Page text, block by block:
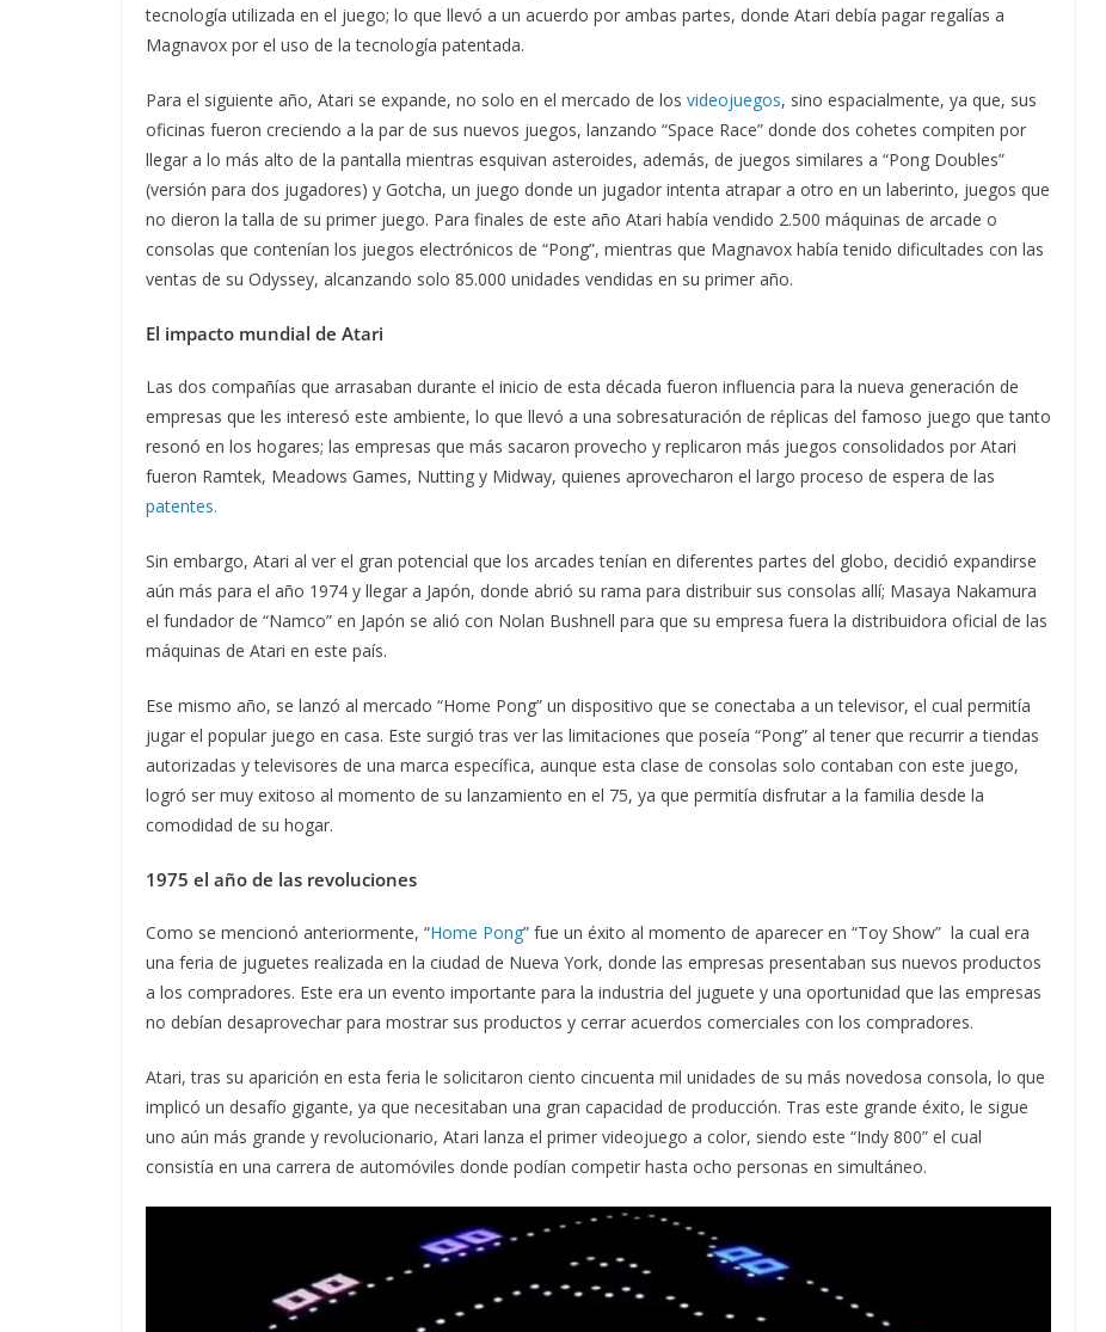
tecnología utilizada en el juego; lo que llevó a un acuerdo por ambas partes, donde Atari debía pagar regalías a
Magnavox por el uso de la tecnología patentada.
Para el siguiente año, Atari se expande, no solo en el mercado de los videojuegos, sino espacialmente, ya que, sus
oficinas fueron creciendo a la par de sus nuevos juegos, lanzando “Space Race” donde dos cohetes compiten por
llegar a lo más alto de la pantalla mientras esquivan asteroides, además, de juegos similares a “Pong Doubles”
(versión para dos jugadores) y Gotcha, un juego donde un jugador intenta atrapar a otro en un laberinto, juegos que
no dieron la talla de su primer juego. Para finales de este año Atari había vendido 2.500 máquinas de arcade o
consolas que contenían los juegos electrónicos de “Pong”, mientras que Magnavox había tenido dificultades con las
ventas de su Odyssey, alcanzando solo 85.000 unidades vendidas en su primer año.
El impacto mundial de Atari
Las dos compañías que arrasaban durante el inicio de esta década fueron influencia para la nueva generación de
empresas que les interesó este ambiente, lo que llevó a una sobresaturación de réplicas del famoso juego que tanto
resonó en los hogares; las empresas que más sacaron provecho y replicaron más juegos consolidados por Atari
fueron Ramtek, Meadows Games, Nutting y Midway, quienes aprovecharon el largo proceso de espera de las
patentes.
Sin embargo, Atari al ver el gran potencial que los arcades tenían en diferentes partes del globo, decidió expandirse
aún más para el año 1974 y llegar a Japón, donde abrió su rama para distribuir sus consolas allí; Masaya Nakamura
el fundador de “Namco” en Japón se alió con Nolan Bushnell para que su empresa fuera la distribuidora oficial de las
máquinas de Atari en este país.
Ese mismo año, se lanzó al mercado “Home Pong” un dispositivo que se conectaba a un televisor, el cual permitía
jugar el popular juego en casa. Este surgió tras ver las limitaciones que poseía “Pong” al tener que recurrir a tiendas
autorizadas y televisores de una marca específica, aunque esta clase de consolas solo contaban con este juego,
logró ser muy exitoso al momento de su lanzamiento en el 75, ya que permitía disfrutar a la familia desde la
comodidad de su hogar.
1975 el año de las revoluciones
Como se mencionó anteriormente, “Home Pong” fue un éxito al momento de aparecer en “Toy Show” la cual era
una feria de juguetes realizada en la ciudad de Nueva York, donde las empresas presentaban sus nuevos productos
a los compradores. Este era un evento importante para la industria del juguete y una oportunidad que las empresas
no debían desaprovechar para mostrar sus productos y cerrar acuerdos comerciales con los compradores.
Atari, tras su aparición en esta feria le solicitaron ciento cincuenta mil unidades de su más novedosa consola, lo que
implicó un desafío gigante, ya que necesitaban una gran capacidad de producción. Tras este grande éxito, le sigue
uno aún más grande y revolucionario, Atari lanza el primer videojuego a color, siendo este “Indy 800” el cual
consistía en una carrera de automóviles donde podían competir hasta ocho personas en simultáneo.